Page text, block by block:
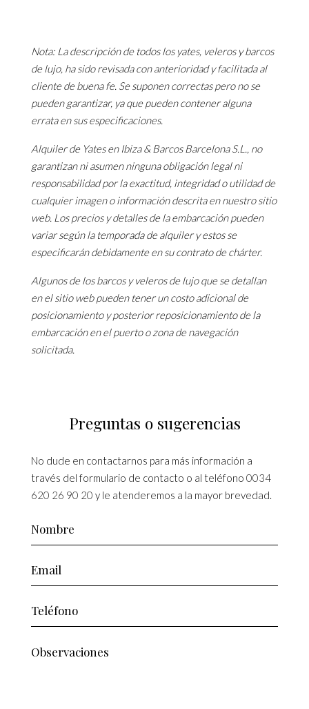
Nota: La descripción de todos los yates, veleros y barcos
de lujo, ha sido revisada con anterioridad y facilitada al
cliente de buena fe. Se suponen correctas pero no se
pueden garantizar, ya que pueden contener alguna
errata en sus especificaciones.
Alquiler de Yates en Ibiza & Barcos Barcelona S.L., no
garantizan ni asumen ninguna obligación legal ni
responsabilidad por la exactitud, integridad o utilidad de
cualquier imagen o información descrita en nuestro sitio
web. Los precios y detalles de la embarcación pueden
variar según la temporada de alquiler y estos se
especificarán debidamente en su contrato de chárter.
Algunos de los barcos y veleros de lujo que se detallan
en el sitio web pueden tener un costo adicional de
posicionamiento y posterior reposicionamiento de la
embarcación en el puerto o zona de navegación
solicitada.
Preguntas o sugerencias
No dude en contactarnos para más información a
través del formulario de contacto o al teléfono 0034
620 26 90 20 y le atenderemos a la mayor brevedad.